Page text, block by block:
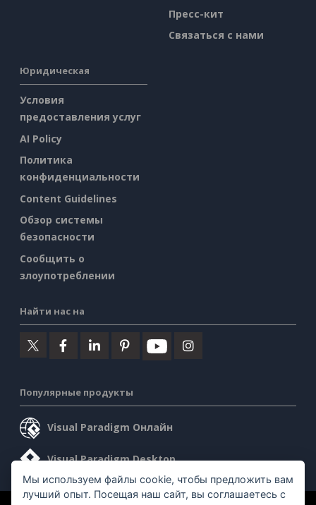
Пресс-кит
Связаться с нами
Юридическая
Условия
предоставления услуг
AI Policy
Политика
конфиденциальности
Content Guidelines
Обзор системы
безопасности
Сообщить о
злоупотреблении
Найти нас на
Популярные продукты
Visual Paradigm Онлайн
Visual Paradigm Desktop
Мы используем файлы cookie, чтобы предложить вам
лучший опыт. Посещая наш сайт, вы соглашаетесь с